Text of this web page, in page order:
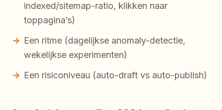
indexed/sitemap-ratio, klikken naar
toppagina’s)
Een ritme (dagelijkse anomaly-detectie,
wekelijkse experimenten)
Een risiconiveau (auto-draft vs auto-publish)